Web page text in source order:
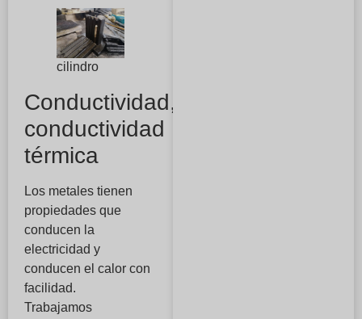
cilindro
Conductividad,
conductividad
térmica
Los metales tienen
propiedades que
conducen la
electricidad y
conducen el calor con
facilidad.
Trabajamos